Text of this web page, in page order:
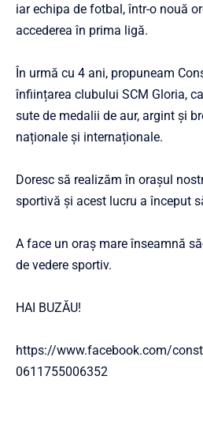
iar echipa de fotbal, într-o nouă
accederea în prima ligă.
În urmă cu 4 ani, propuneam
înființarea clubului SCM Gloria,
sute de medalii de aur, argint și
naționale și internaționale.
Doresc să realizăm în orașul
sportivă și acest lucru a început
A face un oraș mare înseamnă
de vedere sportiv.
HAI BUZĂU!
https://www.facebook.com/
0611755006352